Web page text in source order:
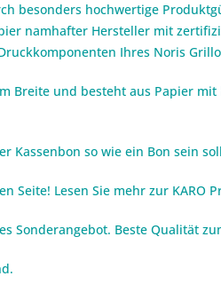
besonders hochwertige
namhafter Hersteller mit
Ihres Noris
Breite und besteht aus Papier
Kassenbon so wie ein Bon sein
Seite! Lesen Sie mehr zur KARO
Sonderangebot. Beste Qualität